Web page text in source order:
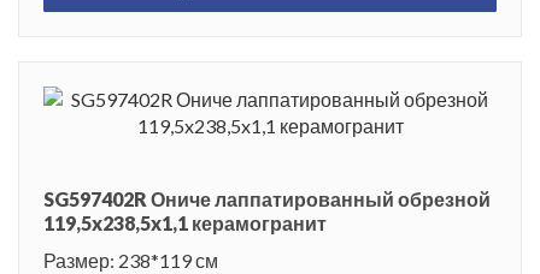
SG597402R Ониче лаппатированный обрезной
119,5x238,5x1,1 керамогранит
Размер: 238*119 см